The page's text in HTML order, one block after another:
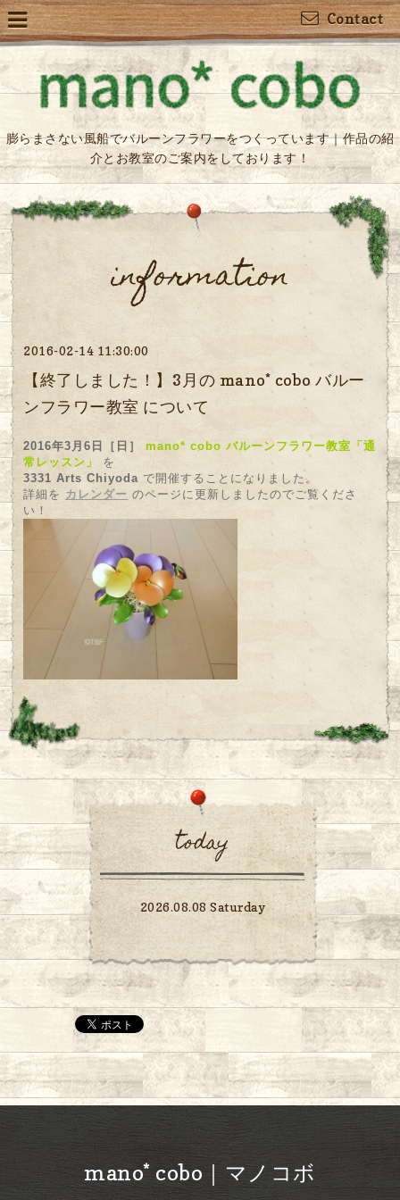
Contact
膨らまさない風船でバルーンフラワーをつくっています｜作品の紹
介とお教室のご案内をしております！
information
2016-02-14 11:30:00
【終了しました！】3月の mano* cobo バルー
ンフラワー教室 について
2016年3月6日［日］mano* cobo バルーンフラワー教室「通
常レッスン」
を
3331 Arts Chiyoda で開催することになりました。
詳細を カレンダー のページに更新しましたのでご覧くださ
い！
today
2026.08.08 Saturday
mano* cobo｜マノコボ